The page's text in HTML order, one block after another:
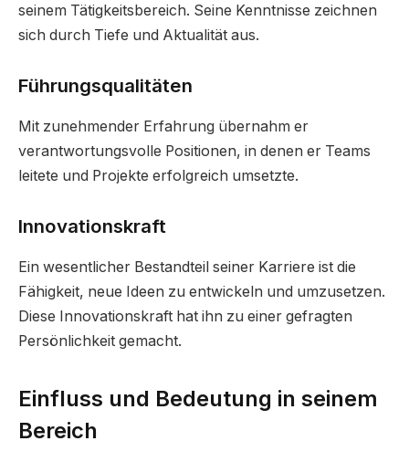
seinem Tätigkeitsbereich. Seine Kenntnisse zeichnen
sich durch Tiefe und Aktualität aus.
Führungsqualitäten
Mit zunehmender Erfahrung übernahm er
verantwortungsvolle Positionen, in denen er Teams
leitete und Projekte erfolgreich umsetzte.
Innovationskraft
Ein wesentlicher Bestandteil seiner Karriere ist die
Fähigkeit, neue Ideen zu entwickeln und umzusetzen.
Diese Innovationskraft hat ihn zu einer gefragten
Persönlichkeit gemacht.
Einfluss und Bedeutung in seinem
Bereich